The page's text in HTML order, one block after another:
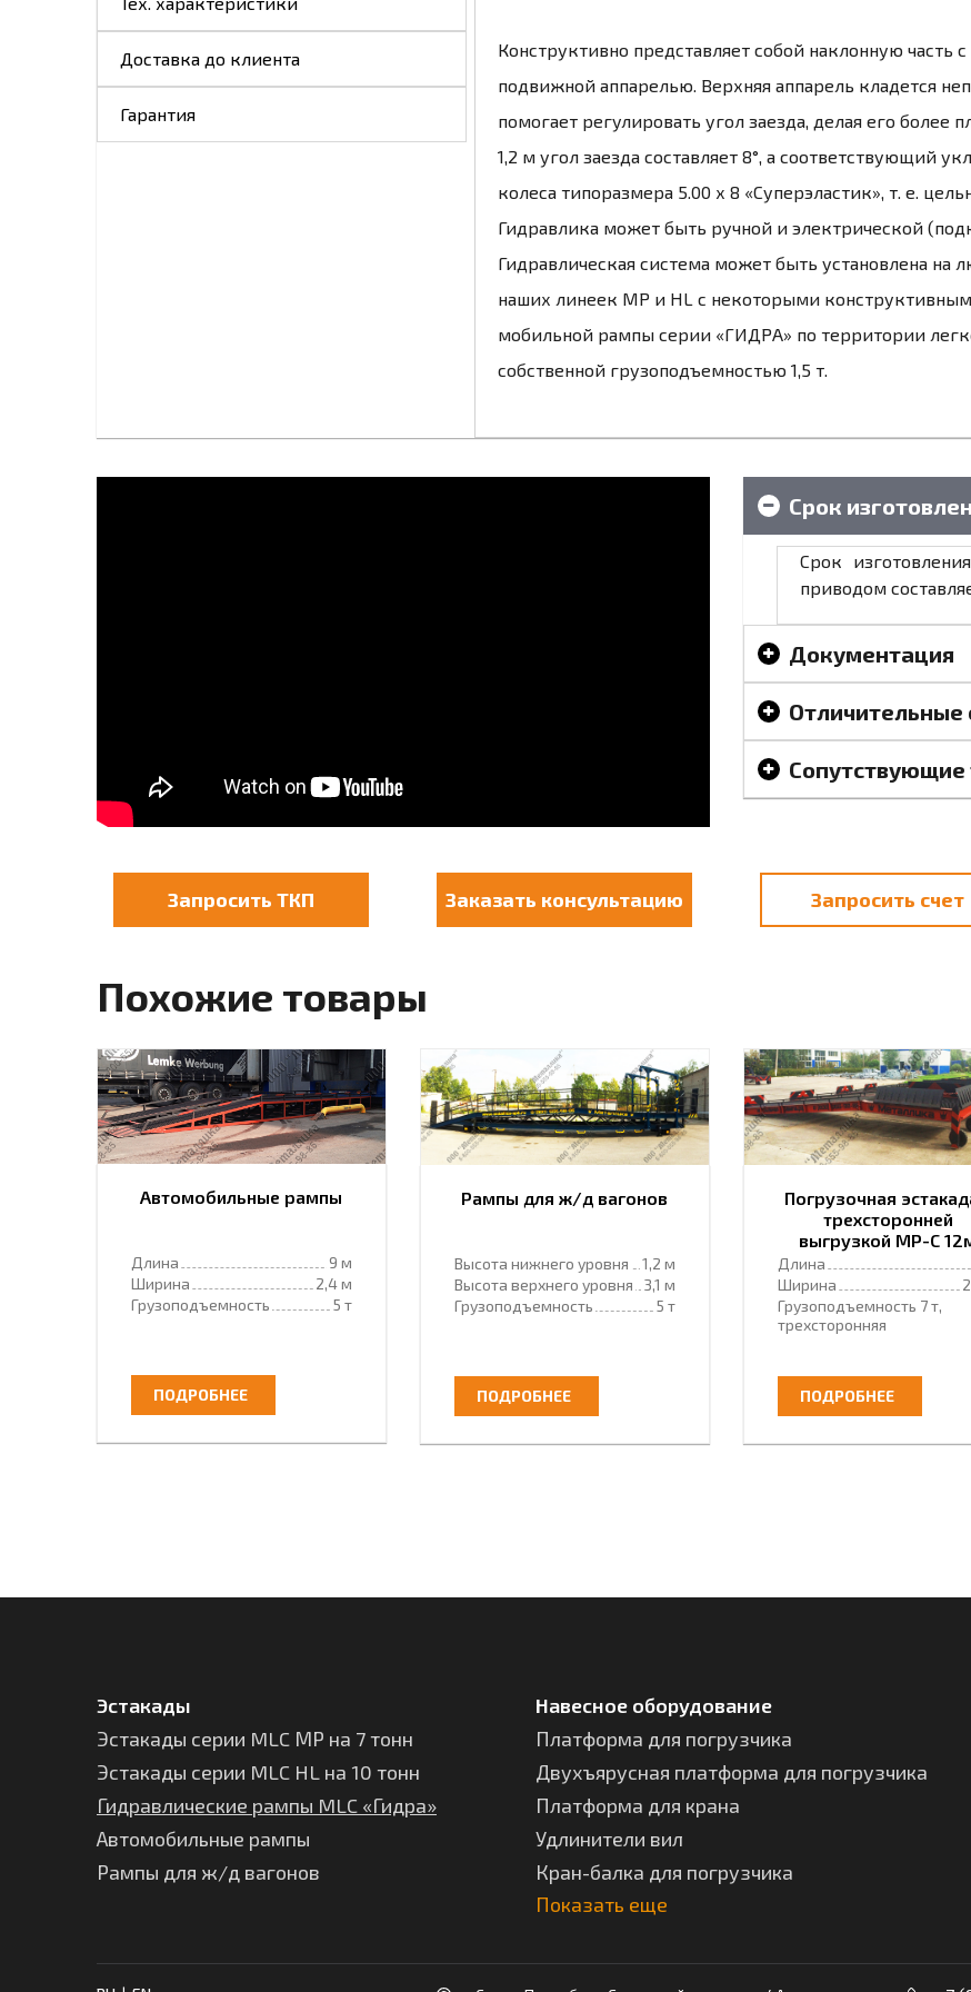
Доставка до клиента
Гарантия
Конструктивно представляет собой наклонную часть
подвижной аппарелью. Верхняя аппарель кладется
помогает регулировать угол заезда, делая его
1,2 м угол заезда составляет 8°, а соответствующий
колеса типоразмера 5.00 х 8 «Суперэластик», т. е.
Гидравлика может быть ручной и электрической
Гидравлическая система может быть установлена
наших линеек МР и HL с некоторыми
мобильной рампы серии «ГИДРА» по территории
собственной грузоподъемностью 1,5 т.
Срок
Срок
приводом
Документация
Отличительные
Сопутствующие
Запросить ТКП Заказать консультацию Запросить счет
Похожие товары
Автомобильные рампы
Длина
9 м
Ширина
2,4 м
Грузоподъемность
5 т
ПОДРОБНЕЕ
Рампы для ж/д вагонов
Высота нижнего уровня
1,2 м
Высота верхнего уровня
3,1 м
Грузоподъемность
5 т
ПОДРОБНЕЕ
Погрузочная
трехсторонней
выгрузкой МР-С
Длина
Ширина
Грузоподъемность 7 т,
трехсторонняя
ПОДРОБНЕЕ
Эстакады
Эстакады серии MLC МР на 7 тонн
Эстакады серии MLC HL на 10 тонн
Гидравлические рампы MLC «Гидра»
Автомобильные рампы
Рампы для ж/д вагонов
Навесное оборудование
Платформа для погрузчика
Двухъярусная платформа для погрузчика
Платформа для крана
Удлинители вил
Кран-балка для погрузчика
Показать еще